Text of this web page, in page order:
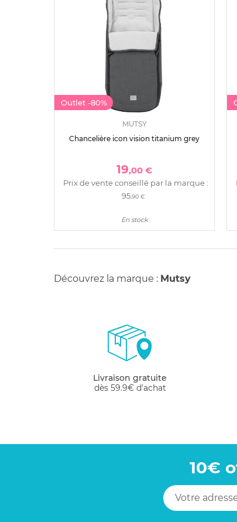
Outlet -80%
MUTSY
Chancelière icon vision titanium grey
19,00 €
Prix de vente conseillé par la marque :
95,90 €
En stock
Découvrez la marque : Mutsy
Livraison gratuite
dès 59.9€ d'achat
10€